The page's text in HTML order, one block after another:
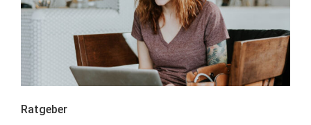
Ratgeber